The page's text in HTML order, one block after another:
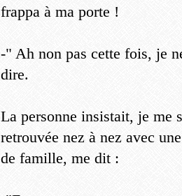
frappa à ma porte !
-" Ah non pas cette fois, je
dire.
La personne insistait, je me
retrouvée nez à nez avec
de famille, me dit :